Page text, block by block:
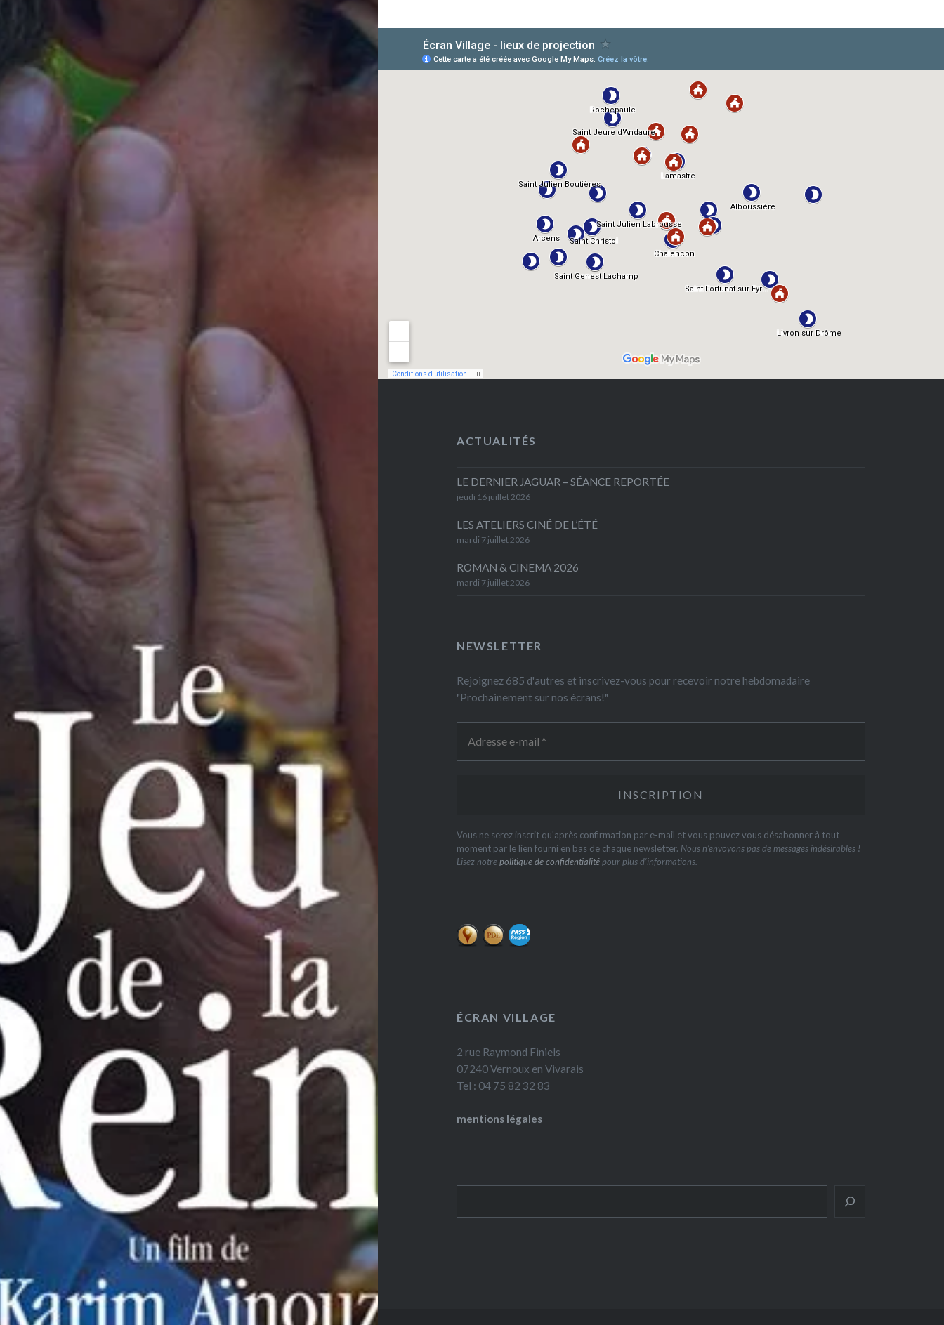
AlloCiné
ACTUALITÉS
LE DERNIER JAGUAR – SÉANCE REPORTÉE
jeudi 16 juillet 2026
LES ATELIERS CINÉ DE L’ÉTÉ
mardi 7 juillet 2026
ROMAN & CINEMA 2026
mardi 7 juillet 2026
NEWSLETTER
Rejoignez 685 d'autres et inscrivez-vous pour recevoir notre hebdomadaire
"Prochainement sur nos écrans!"
Vous ne serez inscrit qu'après confirmation par e-mail et vous pouvez vous désabonner à tout
moment par le lien fourni en bas de chaque newsletter. Nous n’envoyons pas de messages indésirables !
Lisez notrepolitique de confidentialitépour plus d’informations.
ÉCRAN VILLAGE
2 rue Raymond Finiels
07240 Vernoux en Vivarais
Tel : 04 75 82 32 83
mentions légales